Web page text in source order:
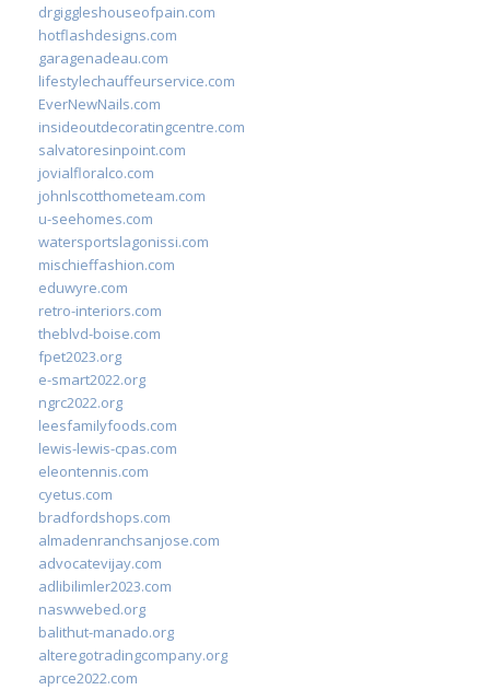
drgiggleshouseofpain.com
hotflashdesigns.com
garagenadeau.com
lifestylechauffeurservice.com
EverNewNails.com
insideoutdecoratingcentre.com
salvatoresinpoint.com
jovialfloralco.com
johnlscotthometeam.com
u-seehomes.com
watersportslagonissi.com
mischieffashion.com
eduwyre.com
retro-interiors.com
theblvd-boise.com
fpet2023.org
e-smart2022.org
ngrc2022.org
leesfamilyfoods.com
lewis-lewis-cpas.com
eleontennis.com
cyetus.com
bradfordshops.com
almadenranchsanjose.com
advocatevijay.com
adlibilimler2023.com
naswwebed.org
balithut-manado.org
alteregotradingcompany.org
aprce2022.com